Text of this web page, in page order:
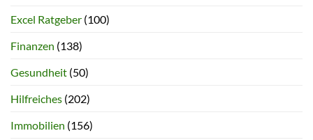
Excel Ratgeber (100)
Finanzen (138)
Gesundheit (50)
Hilfreiches (202)
Immobilien (156)